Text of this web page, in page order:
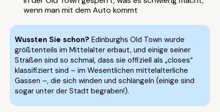
wenn man mit dem Auto kommt
Wussten Sie schon? Edinburghs Old Town wurde
größtenteils im Mittelalter erbaut, und einige seiner
Straßen sind so schmal, dass sie offiziell als „closes“
klassifiziert sind – im Wesentlichen mittelalterliche
Gassen –, die sich winden und schlängeln (einige sind
sogar unter der Stadt begraben!).